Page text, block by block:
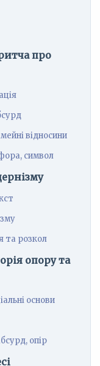
про
відносини
символ
та розкол
опору та
основи
опір